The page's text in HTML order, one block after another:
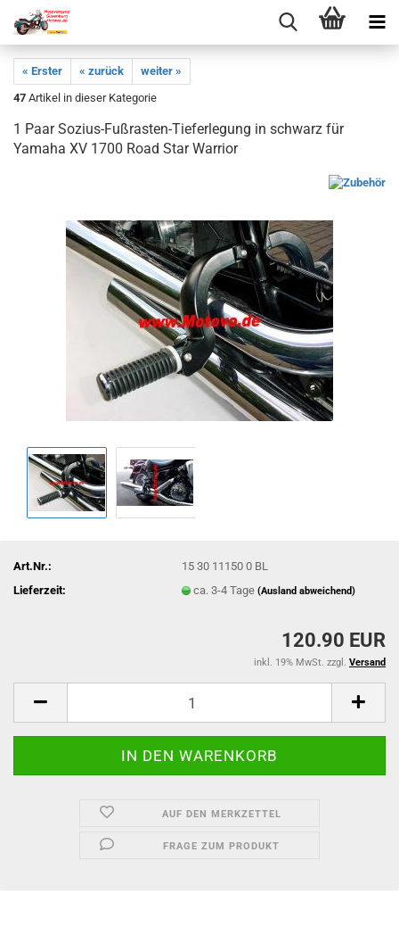
« Erster « zurück
weiter »
47 Artikel in dieser Kategorie
1 Paar Sozius-Fußrasten-Tieferlegung in schwarz für
Yamaha XV 1700 Road Star Warrior
Art.Nr.:
15 30 11150 0 BL
Lieferzeit:
ca. 3-4 Tage(Ausland abweichend)
120.90 EUR
inkl. 19% MwSt. zzgl. Versand
AUF DEN MERKZETTEL
FRAGE ZUM PRODUKT